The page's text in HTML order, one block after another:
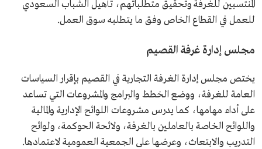
المنتسبين للغرفة وتحقيق متطلباتهم، تأهيل الشباب السعودي
للعمل في القطاع الخاص وفق ما يتطلبه سوق العمل.
مجلس إدارة غرفة القصيم
يختص مجلس إدارة الغرفة التجارية في القصيم بإقرار السياسات
العامة للغرفة، ووضع الخطط والبرامج والمشروعات التي تساعد
على أداء مهامها، كما يدرس مشروعات اللوائح الإدارية والمالية
واللوائح الخاصة بالعاملين بالغرفة، ولائحة الحوكمة، ولوائح
التدريب والابتعاث، وعرضها على الجمعية العمومية لاعتمادها.